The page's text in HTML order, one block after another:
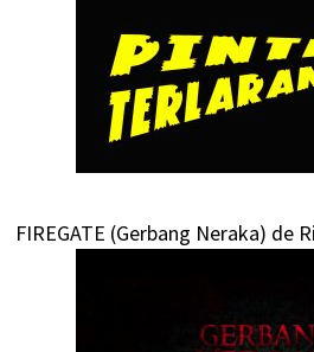
FIREGATE (Gerbang Neraka) de